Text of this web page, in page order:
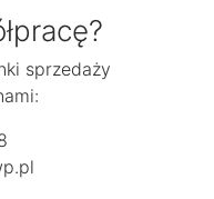
sprzedaży